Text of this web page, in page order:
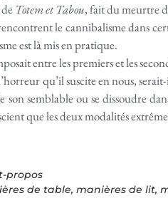
Totem et Tabou, fait du meurtre
le cannibalisme dans
est là mis en pratique.
entre les premiers et les
qu’il suscite en nous,
son semblable ou se dissoudre
que les deux modalités
propos
de table, manières de lit,